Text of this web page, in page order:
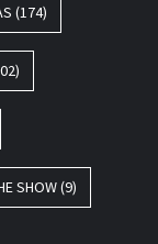
(174)
SHOW(9)